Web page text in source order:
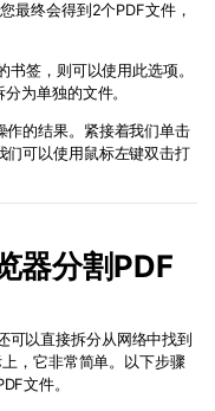
最终会得到2个PDF文件，
签，则可以使用此选项。
为单独的文件。
作的结果。紧接着我们单击
们可以使用鼠标左键双击打
器分割PDF
以直接拆分从网络中找到
，它非常简单。以下步骤
文件。